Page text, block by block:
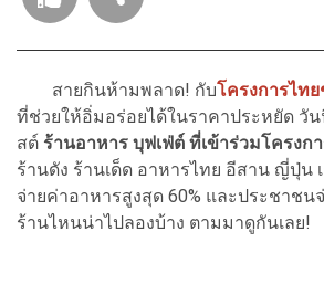
สายกินห้ามพลาด! กับโครงการไท
ที่ช่วยให้อิ่มอร่อยได้ในราคาประหยัด วัน
สต์ ร้านอาหาร บุฟเฟ่ต์ ที่เข้าร่วมโครงก
ร้านดัง ร้านเด็ด อาหารไทย อีสาน ญี่ปุ่น
จ่ายค่าอาหารสูงสุด 60% และประชาชนจ่
ร้านไหนน่าไปลองบ้าง ตามมาดูกันเลย!